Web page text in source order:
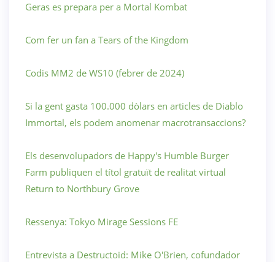
Geras es prepara per a Mortal Kombat
Com fer un fan a Tears of the Kingdom
Codis MM2 de WS10 (febrer de 2024)
Si la gent gasta 100.000 dòlars en articles de Diablo
Immortal, els podem anomenar macrotransaccions?
Els desenvolupadors de Happy's Humble Burger
Farm publiquen el títol gratuït de realitat virtual
Return to Northbury Grove
Ressenya: Tokyo Mirage Sessions FE
Entrevista a Destructoid: Mike O'Brien, cofundador